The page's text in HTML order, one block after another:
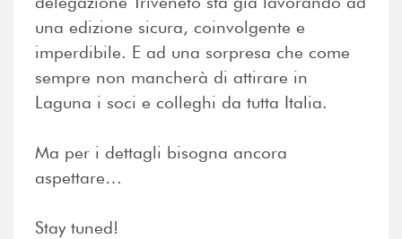
una edizione sicura, coinvolgente e
imperdibile. E ad una sorpresa che come
sempre non mancherà di attirare in
Laguna i soci e colleghi da tutta Italia.
Ma per i dettagli bisogna ancora
aspettare…
Stay tuned!